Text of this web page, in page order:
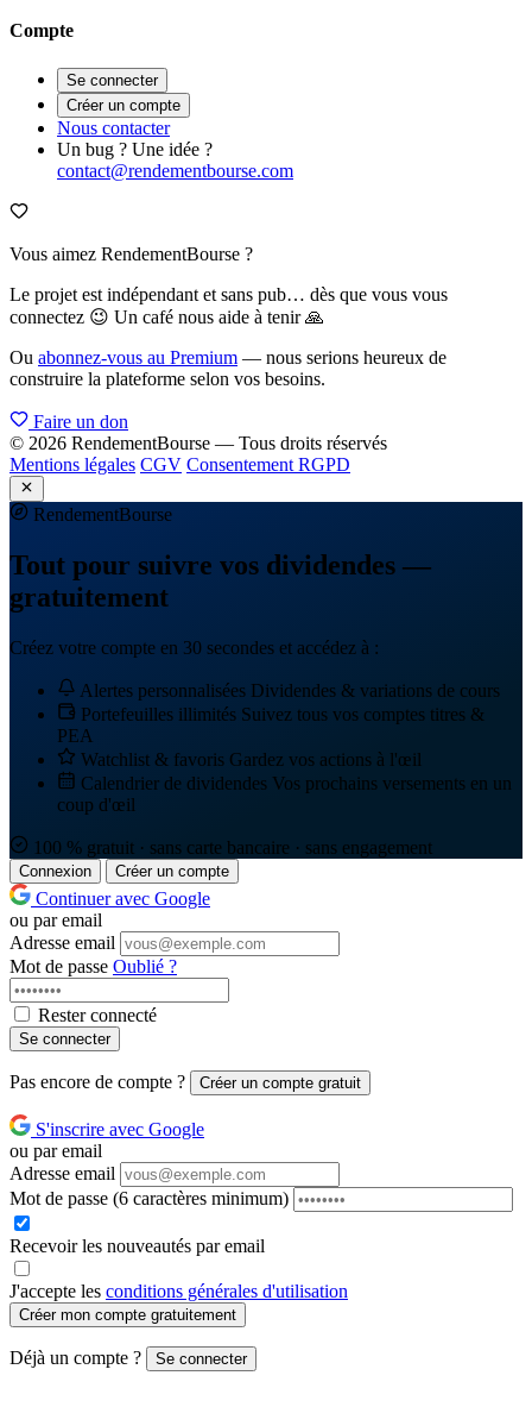
Compte
Se connecter
Créer un compte
Nous contacter
Un bug ? Une idée ?
contact@rendementbourse.com
Vous aimez RendementBourse ?
Le projet est indépendant et sans pub… dès que vous vous
connectez 😉 Un café nous aide à tenir 🙏
Ou abonnez-vous au Premium — nous serions heureux de
construire la plateforme selon vos besoins.
Faire un don
© 2026 RendementBourse — Tous droits réservés
Mentions légales CGV Consentement RGPD
RendementBourse
Tout pour suivre vos dividendes —
gratuitement
Créez votre compte en 30 secondes et accédez à :
Alertes personnalisées Dividendes & variations de cours
Portefeuilles illimités Suivez tous vos comptes titres &
PEA
Watchlist & favoris Gardez vos actions à l'œil
Calendrier de dividendes Vos prochains versements en un
coup d'œil
100 % gratuit · sans carte bancaire · sans engagement
Connexion Créer un compte
Continuer avec Google
ou par email
Adresse email
Mot de passe Oublié ?
Rester connecté
Se connecter
Pas encore de compte ? Créer un compte gratuit
S'inscrire avec Google
ou par email
Adresse email
Mot de passe (6 caractères minimum)
Recevoir les nouveautés par email
J'accepte les conditions générales d'utilisation
Créer mon compte gratuitement
Déjà un compte ? Se connecter